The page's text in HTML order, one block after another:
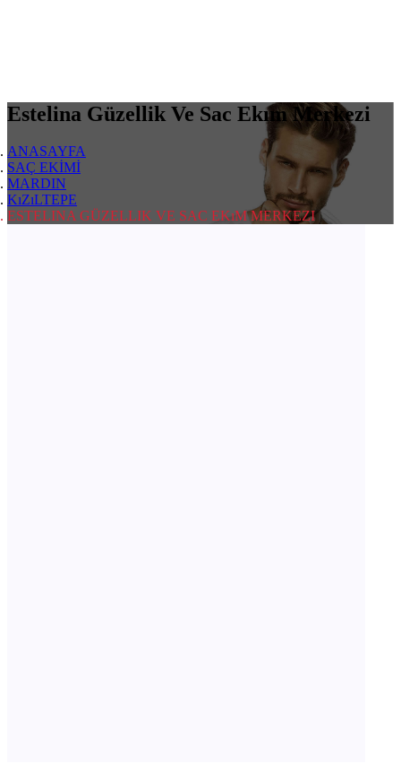
Estelina Güzellik Ve Sac Ekım Merkezi
ANASAYFA
SAÇ EKİMİ
MARDIN
KıZıLTEPE
ESTELINA GÜZELLIK VE SAC EKıM MERKEZI